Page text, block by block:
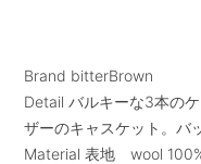
Brand bitterBrown
Detail バルキーな3本の
ザーのキャスケット。バ
Material 表地 wool